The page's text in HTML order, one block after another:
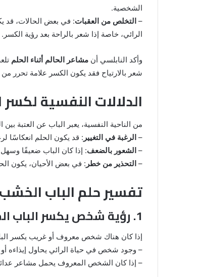
الشخصية.
– التخلص من العقبات: في بعض الحالات، قد
الرائي، خاصة إذا شعر بالراحة بعد رؤية الكسر.
وأكد النابلسي أن مشاعر الحالم أثناء الحلم
شعر بالارتياح فقد يكون الكسر علامة تحرر
الدلالات النفسية
من الناحية النفسية، يعبر الباب عن العتبة
– الرغبة في التغيير : قد يكون الحلم انعكاسًا
– الشعور بالضعف: إذا كان الباب ضعيفًا
– التحذير من خطر : في بعض الأحيان، يكون
تفسير حلم الباب
1. رؤية شخص يكسر الباب الخشبي
إذا كان هناك شخص معروف أو غريب يكسر
– وجود شخص في حياة الرائي يحاول إيذاءه
– إذا كان الشخص المعروف يحمل مشاعر